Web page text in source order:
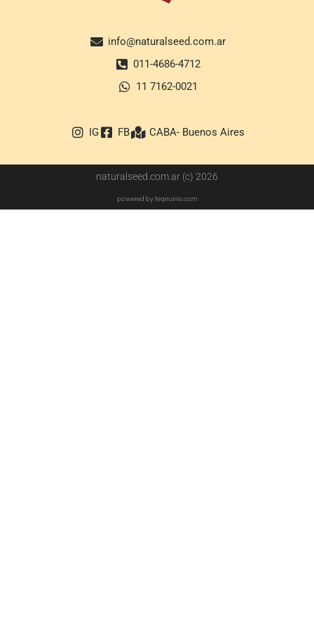
info@naturalseed.com.ar
011-4686-4712
11 7162-0021
IG FB CABA- Buenos Aires
naturalseed.com.ar (c) 2026
powered by teqiruirisi.com